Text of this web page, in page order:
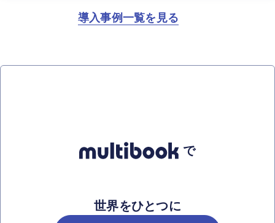
導入事例一覧を見る
で
世界をひとつに